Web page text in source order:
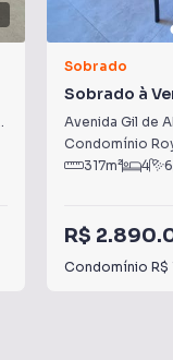
Sobrado
Sobrado à
Avenida Gil de
317m² 4 6
R$
Condomínio R$